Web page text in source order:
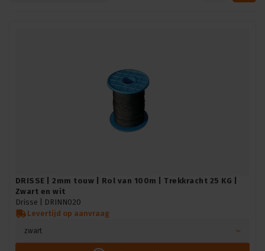
DRISSE | 2mm touw | Rol van 100m | Trekkracht 25 KG |
Zwart en wit
Drisse |
DRINN020
Levertijd op aanvraag
zwart